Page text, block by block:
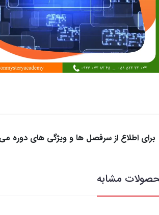
برای اطلاع از سرفصل ها و ویژگی های دوره می
مشابه